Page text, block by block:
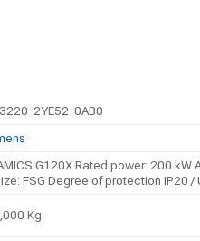
2YE52-0AB0
G120X Rated power: 200
FSG Degree of protection IP20
Kg